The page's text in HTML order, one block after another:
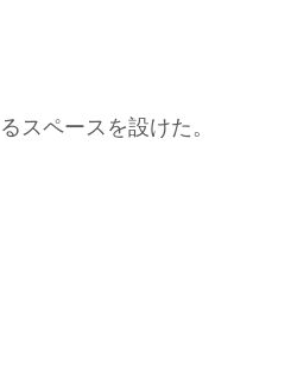
スペースを設けた。